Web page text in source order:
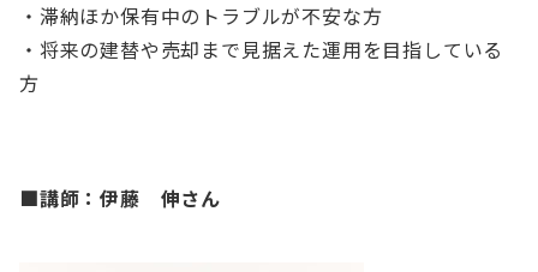
・滞納ほか保有中のトラブルが不安な方
・将来の建替や売却まで見据えた運用を目指している
方
■講師：伊藤 伸さん